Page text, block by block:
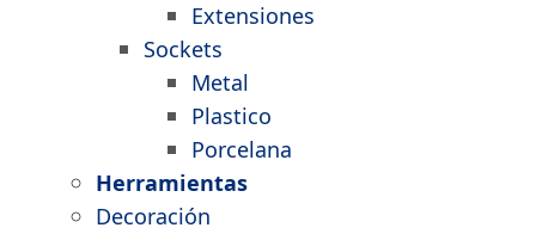
Extensiones
Sockets
Metal
Plastico
Porcelana
Herramientas
Decoración